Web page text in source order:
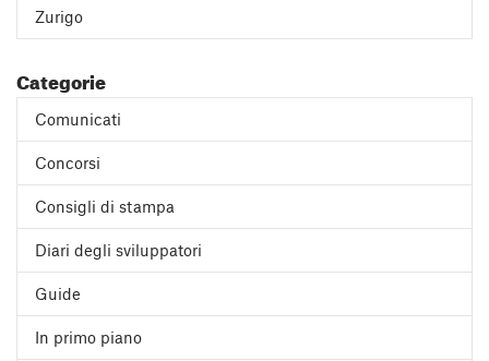
Zurigo
Categorie
Comunicati
Concorsi
Consigli di stampa
Diari degli sviluppatori
Guide
In primo piano